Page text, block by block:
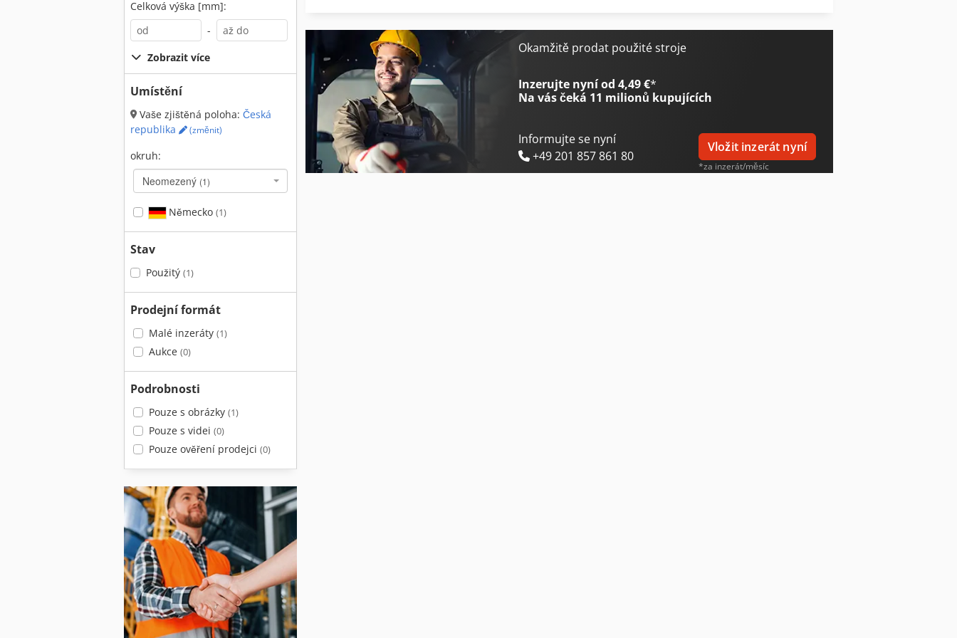
Celková výška [mm]:
-
Zobrazit více
Umístění
Vaše zjištěná poloha: Česká
republika
(změnit)
okruh:
Neomezený (1)
Německo (1)
Stav
Použitý (1)
Prodejní formát
Malé inzeráty (1)
Aukce (0)
Podrobnosti
Pouze s obrázky (1)
Pouze s videi (0)
Pouze ověření prodejci (0)
Okamžitě prodat použité stroje
Inzerujte nyní od 4,49 €*
Na vás čeká 11 milionů kupujících
Informujte se nyní
+49 201 857 861 80
Vložit inzerát nyní
*za inzerát/měsíc